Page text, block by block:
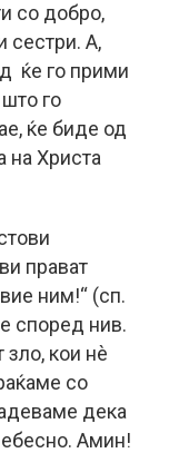
со добро,
сестри. А,
ќе го прими
го
ќе биде од
на Христа
прават
ним!“ (сп.
според нив.
зло, кои нè
со
дека
Амин!